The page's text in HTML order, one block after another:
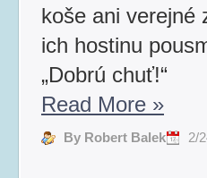
koše ani verejné
ich hostinu
„Dobrú chuť!“
Read More »
By Robert Balek 2/